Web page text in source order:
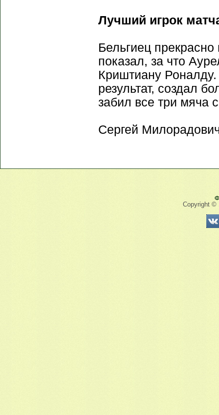
Лучший игрок
Бельгиец
показал, за что
Криштиану
результат, создал
забил все три мяча
Сергей
Copyright ©